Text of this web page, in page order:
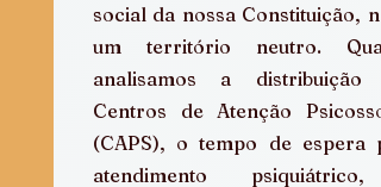
social da nossa Constituição,
um território neutro.
analisamos a distribuição
Centros de Atenção
(CAPS), o tempo de espera
atendimento